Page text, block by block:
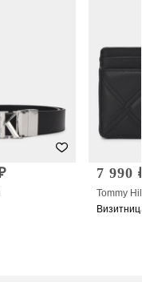
7 990
Tommy